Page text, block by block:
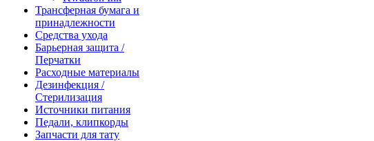
Трансферная бумага и
принадлежности
Средства ухода
Барьерная защита /
Перчатки
Расходные материалы
Дезинфекция /
Стерилизация
Источники питания
Педали, клипкорды
Запчасти для тату